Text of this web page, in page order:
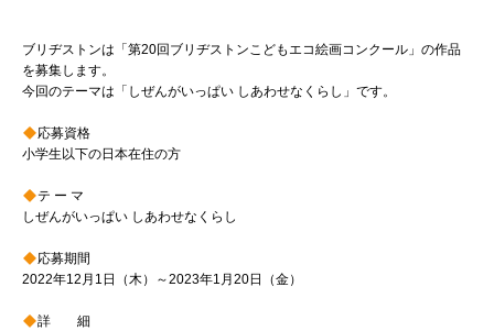
ブリヂストンは「第20回ブリヂストンこどもエコ絵画コンクール」の作品
を募集します。
今回のテーマは「しぜんがいっぱい しあわせなくらし」です。
応募資格
小学生以下の日本在住の方
テ ー マ
しぜんがいっぱい しあわせなくらし
応募期間
2022年12月1日（木）～2023年1月20日（金）
詳 細